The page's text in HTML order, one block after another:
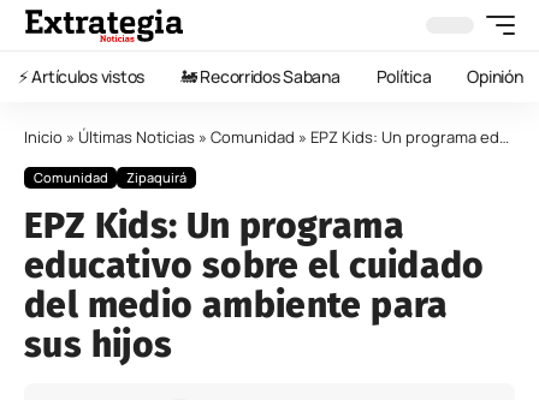
⚡️ Artículos vistos 🚂 Recorridos Sabana Política Opinión
Inicio » Últimas Noticias » Comunidad » EPZ Kids: Un programa educativo sobre el cuidado del medio ambiente para sus hijos
Comunidad Zipaquirá
EPZ Kids: Un programa
educativo sobre el cuidado
del medio ambiente para
sus hijos